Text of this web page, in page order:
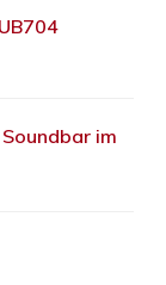
im